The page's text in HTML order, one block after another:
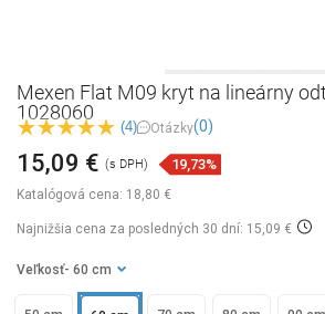
Mexen Flat M09 kryt na lineárny
1028060
(4) Otázky(0)
Katalógová cena: 18,80 €
15,09 € (s DPH) 19,73%
Najnižšia cena za posledných 30 dní: 15,09 €
Veľkosť - 60 cm